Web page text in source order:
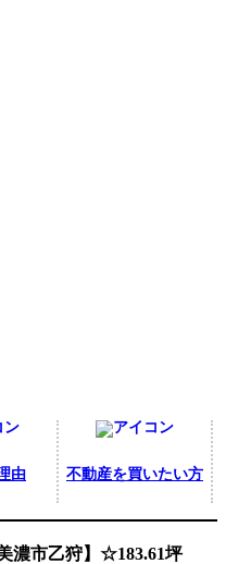
由 不動産を買いたい方
濃市乙狩】☆183.61坪